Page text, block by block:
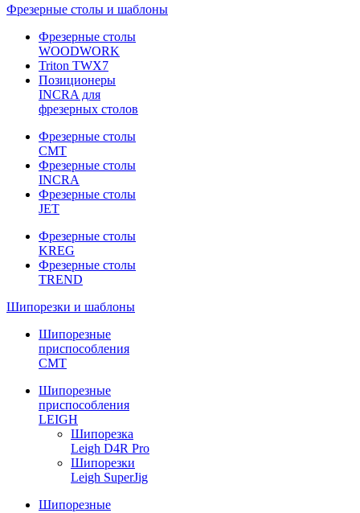
Фрезерные столы и шаблоны
Фрезерные столы
WOODWORK
Triton TWX7
Позиционеры
INCRA для
фрезерных столов
Фрезерные столы
CMT
Фрезерные столы
INCRA
Фрезерные столы
JET
Фрезерные столы
KREG
Фрезерные столы
TREND
Шипорезки и шаблоны
Шипорезные
приспособления
CMT
Шипорезные
приспособления
LEIGH
Шипорезка
Leigh D4R Pro
Шипорезки
Leigh SuperJig
Шипорезные